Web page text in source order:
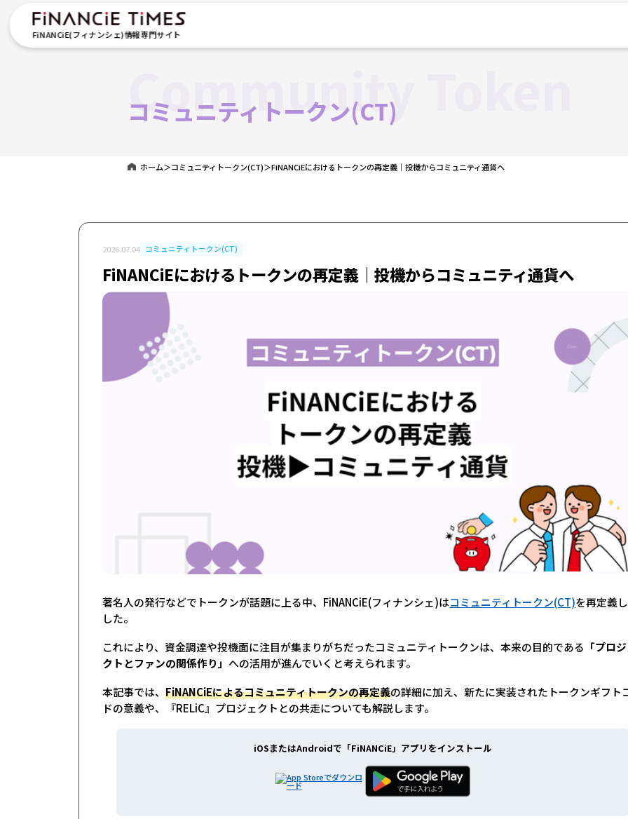
FiNANCiE(フィナンシェ)情報専門サイト
コミュニティトークン(CT)
Community Token
ホーム＞コミュニティトークン(CT)＞FiNANCiEにおけるトークンの再定義｜投機からコミュニティ通貨へ
2026.07.04 コミュニティトークン(CT)
FiNANCiEにおけるトークンの再定義｜投機からコミュニティ通貨へ
著名人の発行などでトークンが話題に上る中、FiNANCiE(フィナンシェ)はコミュニティトークン(CT)を再定義
した。
これにより、資金調達や投機面に注目が集まりがちだったコミュニティトークンは、本来の目的である 「プロ
クトとファンの関係作り」 への活用が進んでいくと考えられます。
本記事では、FiNANCiEによるコミュニティトークンの再定義の詳細に加え、新たに実装されたトークンギフト
ドの意義や、『RELiC』プロジェクトとの共走についても解説します。
iOSまたはAndroidで 「FiNANCiE」アプリをインストール